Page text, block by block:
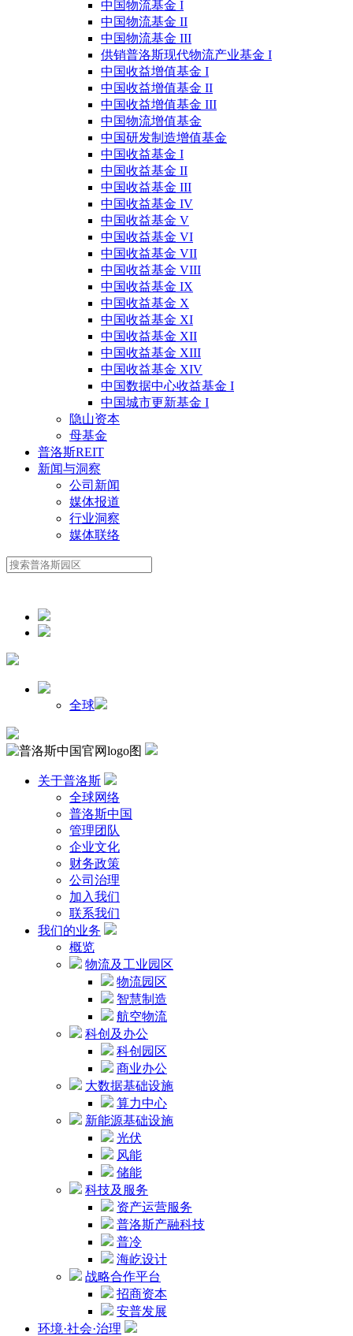
中国物流基金 I
中国物流基金 II
中国物流基金 III
供销普洛斯现代物流产业基金 I
中国收益增值基金 I
中国收益增值基金 II
中国收益增值基金 III
中国物流增值基金
中国研发制造增值基金
中国收益基金 I
中国收益基金 II
中国收益基金 III
中国收益基金 IV
中国收益基金 V
中国收益基金 VI
中国收益基金 VII
中国收益基金 VIII
中国收益基金 IX
中国收益基金 X
中国收益基金 XI
中国收益基金 XII
中国收益基金 XIII
中国收益基金 XIV
中国数据中心收益基金 I
中国城市更新基金 I
隐山资本
母基金
普洛斯REIT
新闻与洞察
公司新闻
媒体报道
行业洞察
媒体联络
全球
关于普洛斯
全球网络
普洛斯中国
管理团队
企业文化
财务政策
公司治理
加入我们
联系我们
我们的业务
概览
物流及工业园区
物流园区
智慧制造
航空物流
科创及办公
科创园区
商业办公
大数据基础设施
算力中心
新能源基础设施
光伏
风能
储能
科技及服务
资产运营服务
普洛斯产融科技
普冷
海屹设计
战略合作平台
招商资本
安普发展
环境·社会·治理